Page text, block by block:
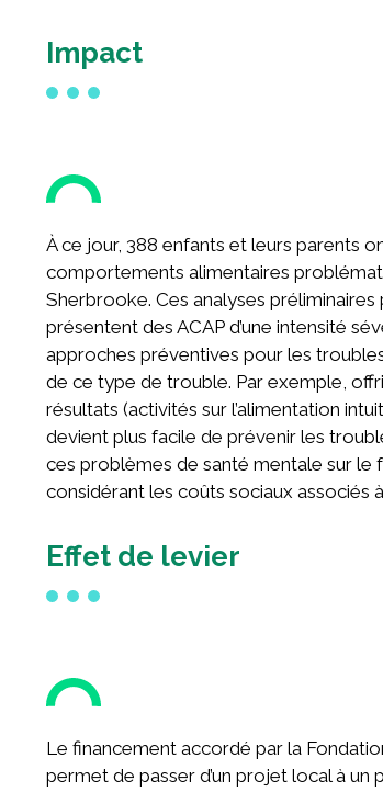
Impact
À ce jour, 388 enfants et leurs parents
comportements alimentaires
Sherbrooke. Ces analyses
présentent des ACAP d’une intensité
approches préventives pour les
de ce type de trouble. Par exemple,
résultats (activités sur l’alimentation
devient plus facile de prévenir les
ces problèmes de santé mentale sur le
considérant les coûts sociaux associés
Effet de levier
Le financement accordé par la
permet de passer d’un projet local à